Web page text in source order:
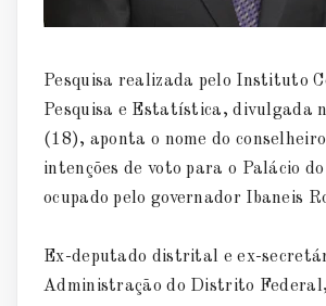
Pesquisa realizada pelo Instituto
Pesquisa e Estatística, divulgada
(18), aponta o nome do
intenções de voto para o Palácio
ocupado pelo governador Ibaneis
Ex-deputado distrital e ex-
Administração do Distrito